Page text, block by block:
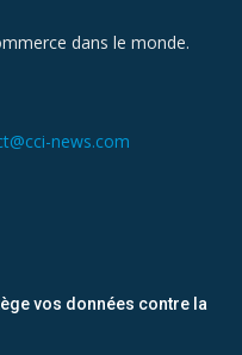
dans le monde.
news.com
vos données contre la